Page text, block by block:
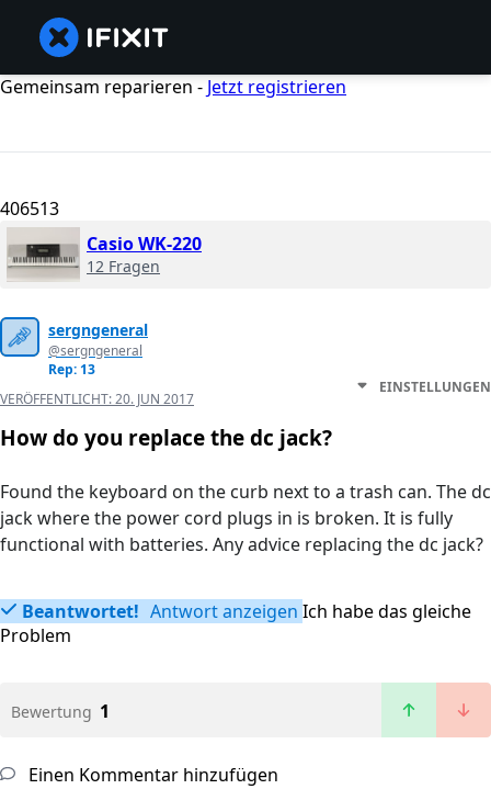
Gemeinsam reparieren - Jetzt registrieren
406513
Casio WK-220
12 Fragen
sergngeneral
@sergngeneral
Rep: 13
VERÖFFENTLICHT:20. JUN 2017
EINSTELLUNGEN
How do you replace the dc jack?
Found the keyboard on the curb next to a trash can. The dc
jack where the power cord plugs in is broken. It is fully
functional with batteries. Any advice replacing the dc jack?
Beantwortet! Antwort anzeigen Ich habe das gleiche
Problem
Bewertung 1
Einen Kommentar hinzufügen